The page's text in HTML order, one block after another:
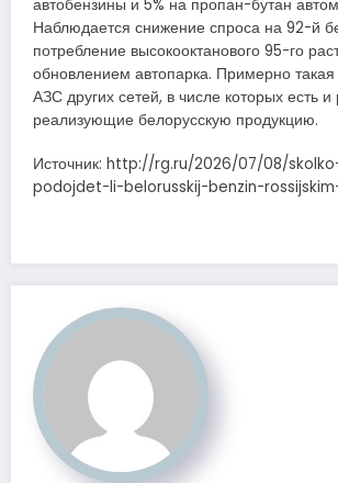
автобензины и 5% на пропан-бутан
Наблюдается снижение спроса на 92-й
потребление высокооктанового 95-го
обновлением автопарка. Примерно
АЗС других сетей, в числе которых есть и
реализующие белорусскую продукцию.
Источник: http://rg.ru/2026/07/08/
podojdet-li-belorusskij-benzin-